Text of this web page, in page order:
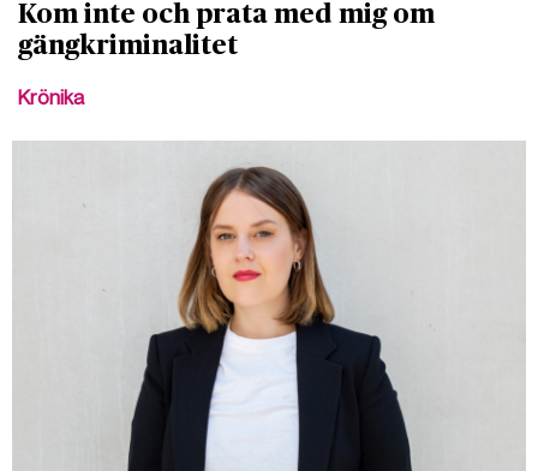
Kom inte och prata med mig om
gängkriminalitet
Krönika